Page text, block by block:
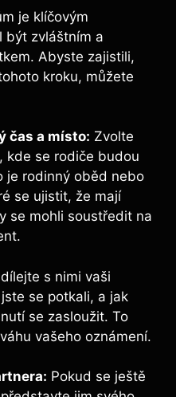
je klíčovým
být zvláštním a
Abyste zajistili,
kroku, můžete
čas a místo: Zvolte
kde se rodiče budou
je rodinný oběd nebo
se ujistit, že mají
se mohli soustředit na
s nimi vaši
se potkali, a jak
se zasloužit. To
vašeho oznámení.
Pokud se ještě